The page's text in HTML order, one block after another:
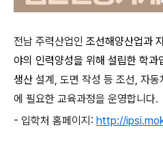
전남 주력산업인 조선해양산업과
야의 인력양성을 위해 설립한 학
생산 설계, 도면 작성 등 조선, 자
에 필요한 교육과정을 운영합니다.
- 입학처 홈페이지: http://